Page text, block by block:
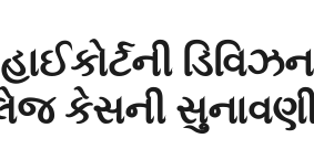
કેસની